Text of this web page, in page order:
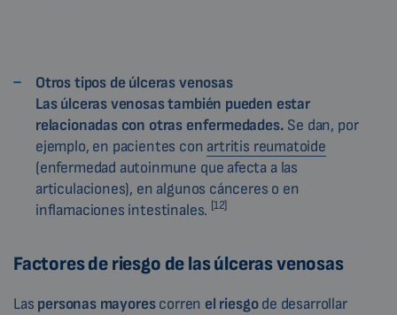
Otros tipos de úlceras venosas
Las úlceras venosas también pueden estar
relacionadas con otras enfermedades. Se dan, por
ejemplo, en pacientes con artritis reumatoide
(enfermedad autoinmune que afecta a las
articulaciones), en algunos cánceres o en
inflamaciones intestinales. [12]
Factores de riesgo de las úlceras venosas
Las personas mayorescorren el riesgode desarrollar